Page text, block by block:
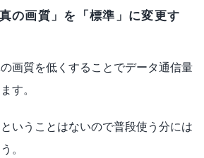
の画質」を「標準」に変更す
画質を低くすることでデータ通信量
す。
いうことはないので普段使う分には
。